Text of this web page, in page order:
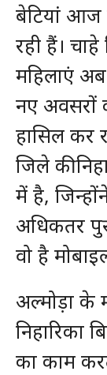
बेटियां आज
रही हैं। चाहे
महिलाएं
नए
हासिल कर
जिले की
में है,
अधिकतर
वो है
अल्मोड़ा के
निहारिका
का काम